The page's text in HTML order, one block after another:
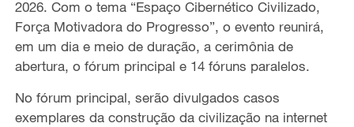
2026. Com o tema “Espaço Cibernético Civilizado,
Força Motivadora do Progresso”, o evento reunirá,
em um dia e meio de duração, a cerimônia de
abertura, o fórum principal e 14 fóruns paralelos.
No fórum principal, serão divulgados casos
exemplares da construção da civilização na internet